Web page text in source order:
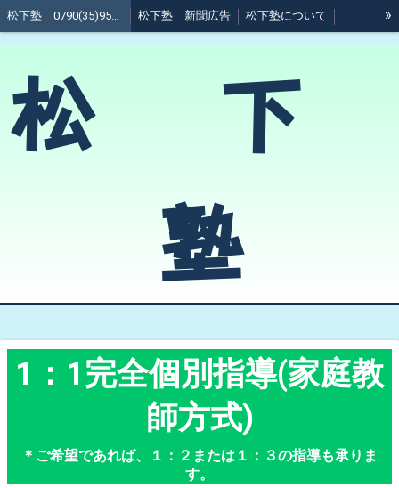
松下塾 0790(35)9511 @加西市 松下塾 新聞広告 松下塾について »
松 下
塾
1：1完全個別指導(家庭教
師方式)
＊ご希望であれば、１：２または１：３の指導も承りま
す。